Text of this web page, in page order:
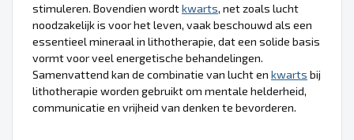
stimuleren. Bovendien wordtkwarts, net zoals lucht
noodzakelijk is voor het leven, vaak beschouwd als een
essentieel mineraal in lithotherapie, dat een solide basis
vormt voor veel energetische behandelingen.
Samenvattend kan de combinatie van lucht en kwarts bij
lithotherapie worden gebruikt om mentale helderheid,
communicatie en vrijheid van denken te bevorderen.